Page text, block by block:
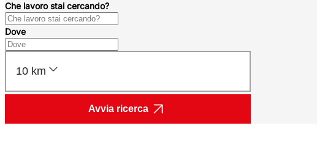
Che lavoro stai cercando?
Dove
10 km
Avvia ricerca